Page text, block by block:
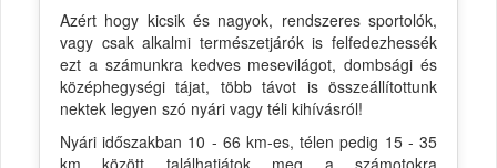
Azért hogy kicsik és nagyok, rendszeres sportolók,
vagy csak alkalmi természetjárók is felfedezhessék
ezt a számunkra kedves mesevilágot, dombsági és
középhegységi tájat, több távot is összeállítottunk
nektek legyen szó nyári vagy téli kihívásról!
Nyári időszakban 10 - 66 km-es, télen pedig 15 - 35